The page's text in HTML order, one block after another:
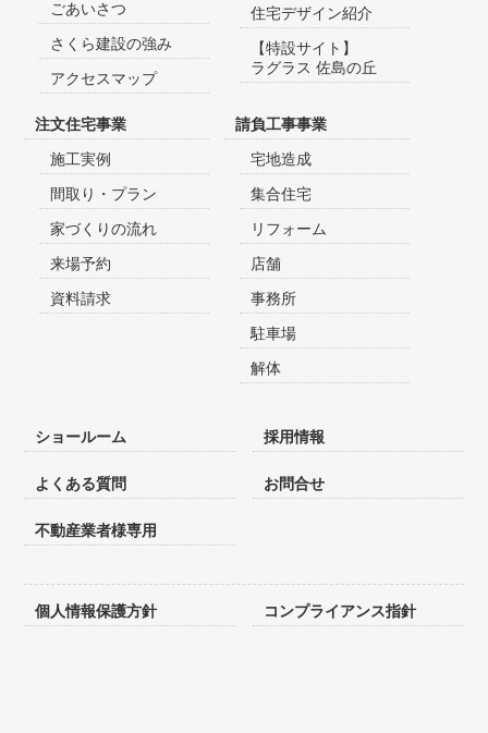
ごあいさつ
さくら建設の強み
アクセスマップ
住宅デザイン紹介
【特設サイト】
ラグラス 佐島の丘
注文住宅事業
施工実例
間取り・プラン
家づくりの流れ
来場予約
資料請求
請負工事事業
宅地造成
集合住宅
リフォーム
店舗
事務所
駐車場
解体
ショールーム 採用情報
よくある質問 お問合せ
不動産業者様専用
個人情報保護方針 コンプライアンス指針